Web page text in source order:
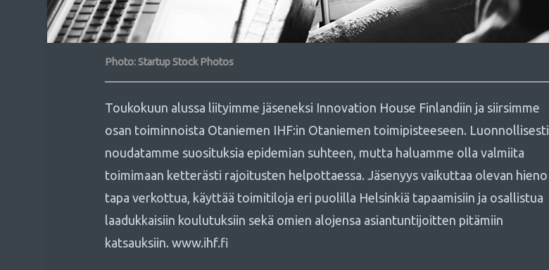
Photo: Startup Stock Photos
Toukokuun alussa liityimme jäseneksi Innovation House Finlandiin ja siirsimme
osan toiminnoista Otaniemen IHF:in Otaniemen toimipisteeseen. Luonnollisesti
noudatamme suosituksia epidemian suhteen, mutta haluamme olla valmiita
toimimaan ketterästi rajoitusten helpottaessa. Jäsenyys vaikuttaa olevan hieno
tapa verkottua, käyttää toimitiloja eri puolilla Helsinkiä tapaamisiin ja osallistua
laadukkaisiin koulutuksiin sekä omien alojensa asiantuntijoitten pitämiin
katsauksiin. www.ihf.fi